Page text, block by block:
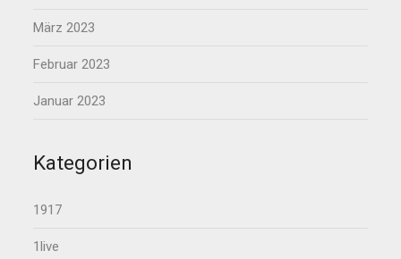
März 2023
Februar 2023
Januar 2023
Kategorien
1917
1live